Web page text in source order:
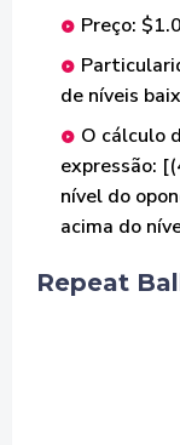
Preço:
de níveis
O cálculo
expressão:
nível do
acima do
Repeat